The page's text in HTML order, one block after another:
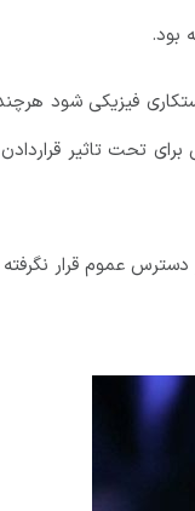
بود.
فیزیکی شود
تحت تاثیر
دسترس عموم قرار